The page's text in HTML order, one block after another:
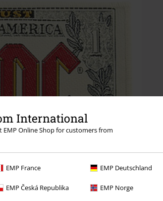
International
EMP Online Shop for customers from
EMP France EMP Deutschland
EMP Česká Republika EMP Norge